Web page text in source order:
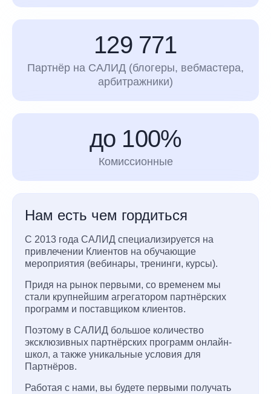
129 771
Партнёр на САЛИД (блогеры, вебмастера,
арбитражники)
до 100%
Комиссионные
Нам есть чем гордиться
С 2013 года САЛИД специализируется на
привлечении Клиентов на обучающие
мероприятия (вебинары, тренинги, курсы).
Придя на рынок первыми, со временем мы
стали крупнейшим агрегатором партнёрских
программ и поставщиком клиентов.
Поэтому в САЛИД большое количество
эксклюзивных партнёрских программ онлайн-
школ, а также уникальные условия для
Партнёров.
Работая с нами, вы будете первыми получать